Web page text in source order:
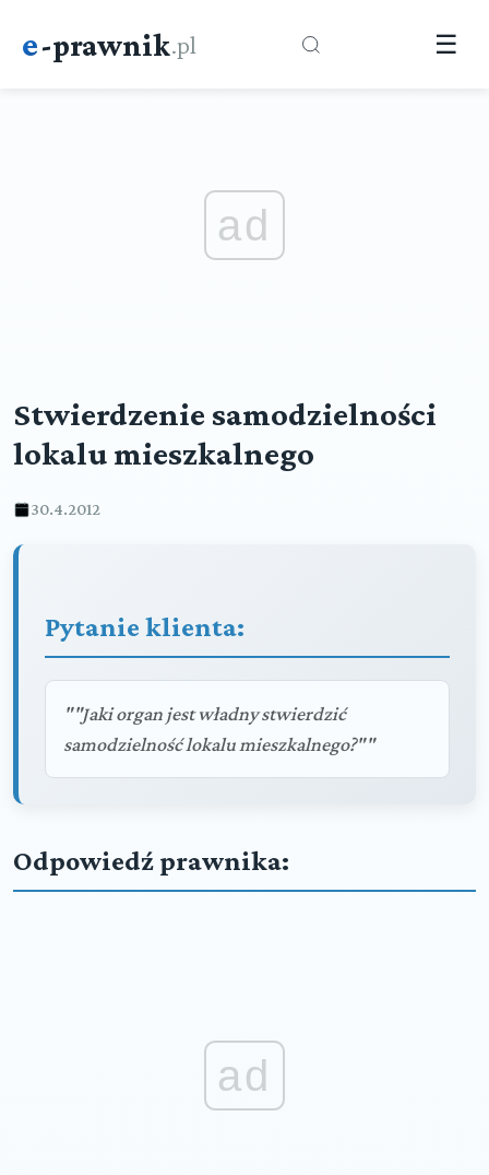
e-prawnik.pl ☰
ad
Stwierdzenie samodzielności
lokalu mieszkalnego
30.4.2012
Pytanie klienta:
""Jaki organ jest władny stwierdzić
samodzielność lokalu mieszkalnego?""
Odpowiedź prawnika:
ad